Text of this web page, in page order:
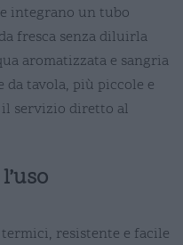
integrano un tubo
fresca senza diluirla
aromatizzata e sangria
da tavola, più piccole e
il servizio diretto al
resistente e facile